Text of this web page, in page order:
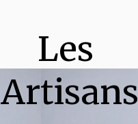
Les
Artisans